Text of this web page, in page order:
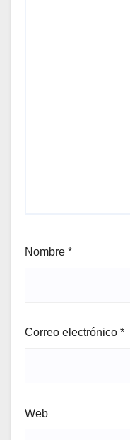
Nombre *
Correo electrónico *
Web